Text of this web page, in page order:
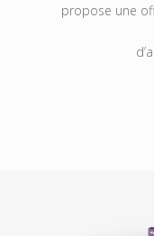
propose une